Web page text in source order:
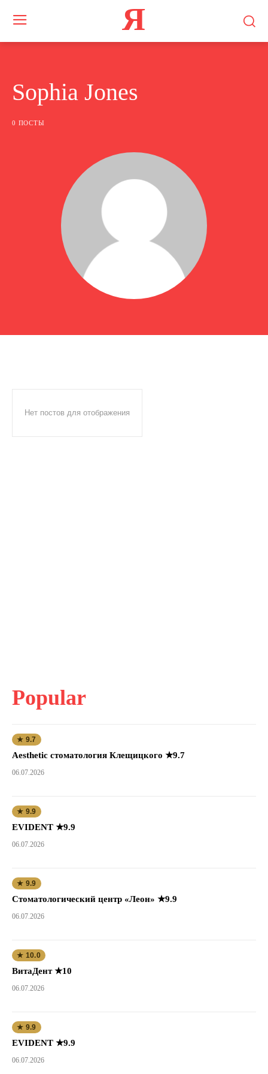
Я
Sophia Jones
0 ПОСТЫ
Нет постов для отображения
Popular
★ 9.7
Aesthetic стоматология Клещицкого ★9.7
06.07.2026
★ 9.9
EVIDENT ★9.9
06.07.2026
★ 9.9
Стоматологический центр «Леон» ★9.9
06.07.2026
★ 10.0
ВитаДент ★10
06.07.2026
★ 9.9
EVIDENT ★9.9
06.07.2026